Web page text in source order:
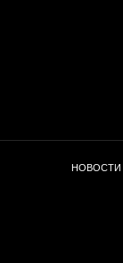
НОВОСТИ